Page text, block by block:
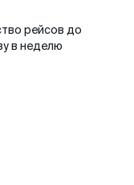
рейсов до
в неделю